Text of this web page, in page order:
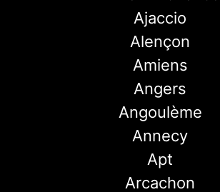
Ajaccio
Alençon
Amiens
Angers
Angoulème
Annecy
Apt
Arcachon